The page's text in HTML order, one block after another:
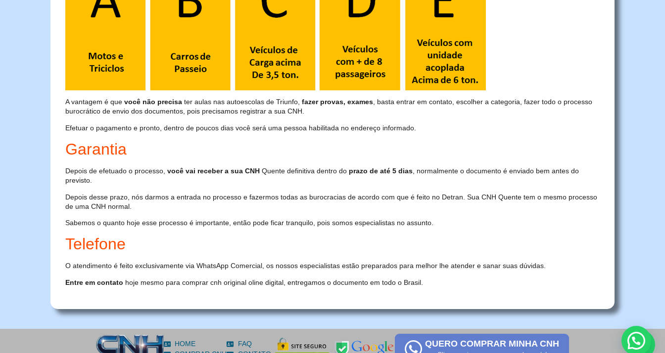
A vantagem é que você não precisa ter aulas nas autoescolas de Triunfo, fazer provas, exames, basta entrar em contato, escolher a categoria, fazer todo o processo
burocrático de envio dos documentos, pois precisamos registrar a sua CNH.
Efetuar o pagamento e pronto, dentro de poucos dias você será uma pessoa habilitada no endereço informado.
Garantia
Depois de efetuado o processo, você vai receber a sua CNH Quente definitiva dentro do prazo de até 5 dias, normalmente o documento é enviado bem antes do
previsto.
Depois desse prazo, nós darmos a entrada no processo e fazermos todas as burocracias de acordo com que é feito no Detran. Sua CNH Quente tem o mesmo processo
de uma CNH normal.
Sabemos o quanto hoje esse processo é importante, então pode ficar tranquilo, pois somos especialistas no assunto.
Telefone
O atendimento é feito exclusivamente via WhatsApp Comercial, os nossos especialistas estão preparados para melhor lhe atender e sanar suas dúvidas.
Entre em contato hoje mesmo para comprar cnh original oline digital, entregamos o documento em todo o Brasil.
HOME
FAQ
QUERO COMPRAR MINHA CNH